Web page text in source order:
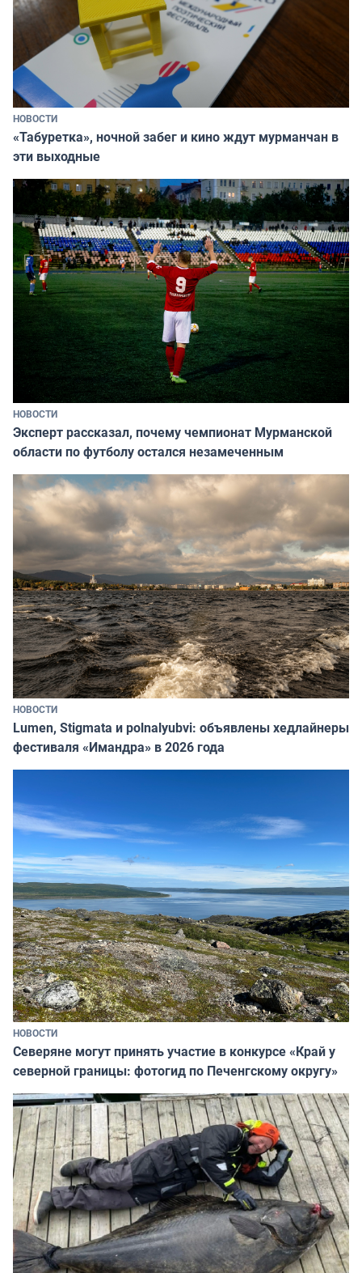
НОВОСТИ
«Табуретка», ночной забег и кино ждут мурманчан в
эти выходные
НОВОСТИ
Эксперт рассказал, почему чемпионат Мурманской
области по футболу остался незамеченным
НОВОСТИ
Lumen, Stigmata и polnalyubvi: объявлены хедлайнеры
фестиваля «Имандра» в 2026 года
НОВОСТИ
Северяне могут принять участие в конкурсе «Край у
северной границы: фотогид по Печенгскому округу»